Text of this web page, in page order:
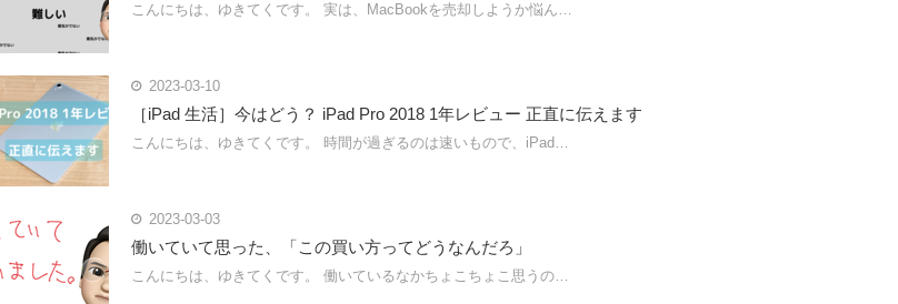
こんにちは、ゆきてくです。 実は、MacBookを売却しようか悩ん…
2023-03-10
［iPad 生活］今はどう？ iPad Pro 2018 1年レビュー 正直に伝えます
こんにちは、ゆきてくです。 時間が過ぎるのは速いもので、iPad…
2023-03-03
働いていて思った、「この買い方ってどうなんだろ」
こんにちは、ゆきてくです。 働いているなかちょこちょこ思うの…